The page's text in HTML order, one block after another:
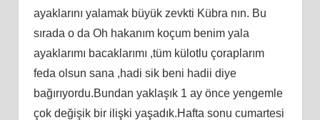
ayaklarını yalamak büyük zevkti Kübra nın. Bu
sırada o da Oh hakanım koçum benim yala
ayaklarımı bacaklarımı ,tüm külotlu çoraplarım
feda olsun sana ,hadi sik beni hadii diye
bağırıyordu.Bundan yaklaşık 1 ay önce yengemle
çok değişik bir ilişki yaşadık.Hafta sonu cumartesi